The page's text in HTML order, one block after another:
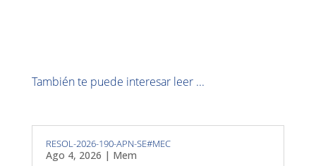
También te puede interesar leer ...
RESOL-2026-190-APN-SE#MEC
Ago 4, 2026 | Mem